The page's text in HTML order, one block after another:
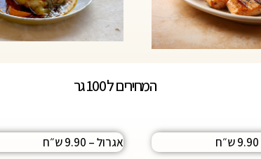
המחירים ל 100 גר
אגרול – 9.90 ש״ח